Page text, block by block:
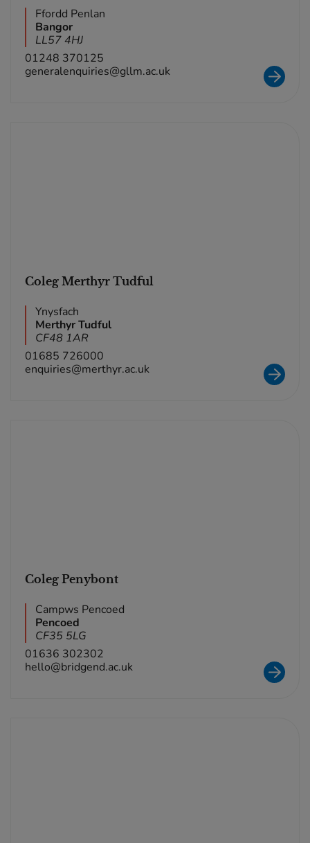
Ffordd Penlan
Bangor
LL57 4HJ
01248 370125
generalenquiries@gllm.ac.uk
Coleg Merthyr Tudful
Ynysfach
Merthyr Tudful
CF48 1AR
01685 726000
enquiries@merthyr.ac.uk
Coleg Penybont
Campws Pencoed
Pencoed
CF35 5LG
01636 302302
hello@bridgend.ac.uk